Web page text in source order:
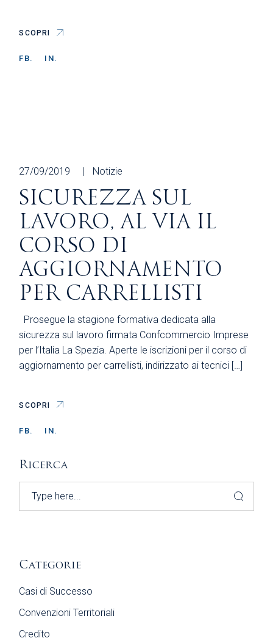
SCOPRI
FB. IN.
27/09/2019 Notizie
SICUREZZA SUL
LAVORO, AL VIA IL
CORSO DI
AGGIORNAMENTO
PER CARRELLISTI
Prosegue la stagione formativa dedicata alla
sicurezza sul lavoro firmata Confcommercio Imprese
per l’Italia La Spezia. Aperte le iscrizioni per il corso di
aggiornamento per carrellisti, indirizzato ai tecnici […]
SCOPRI
FB. IN.
Ricerca
Search
Categorie
Casi di Successo
Convenzioni Territoriali
Credito